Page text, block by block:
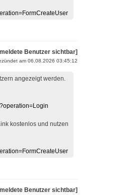
Benutzer sichtbar]
am 06.08.2026 03:45:12
angezeigt werden.
kostenlos und nutzen
Benutzer sichtbar]